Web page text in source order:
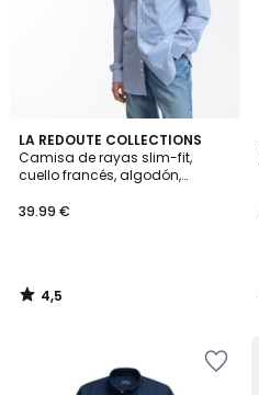
LA REDOUTE COLLECTIONS
Camisa de rayas slim-fit,
cuello francés, algodón,
39.99 €
4,5
/ 5
4,5
/